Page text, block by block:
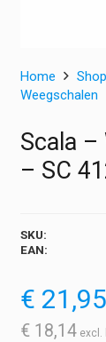
Home Shop
Weegschalen
Scala –
– SC
SKU:
EAN:
€ 21,95
€ 18,14